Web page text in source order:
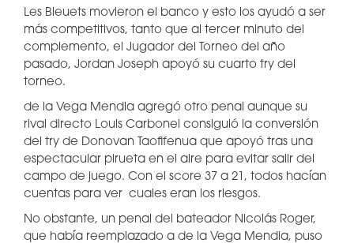
Les Bleuets movieron el banco y esto los ayudó a ser
más competitivos, tanto que al tercer minuto del
complemento, el Jugador del Torneo del año
pasado, Jordan Joseph apoyó su cuarto try del
torneo.
de la Vega Mendia agregó otro penal aunque su
rival directo Louis Carbonel consiguió la conversión
del try de Donovan Taofifenua que apoyó tras una
espectacular pirueta en el aire para evitar salir del
campo de juego. Con el score 37 a 21, todos hacían
cuentas para ver cuales eran los riesgos.
No obstante, un penal del bateador Nicolás Roger,
que había reemplazado a de la Vega Mendia, puso